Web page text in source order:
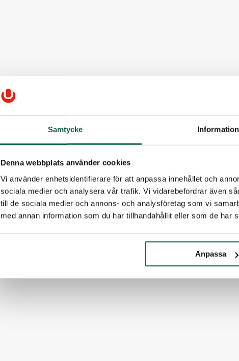
Samtycke Information
Denna webbplats använder cookies
Vi använder enhetsidentifierare för att anpassa innehållet och
sociala medier och analysera vår trafik. Vi vidarebefordrar även
till de sociala medier och annons- och analysföretag som vi
med annan information som du har tillhandahållit eller som de har
Anpassa